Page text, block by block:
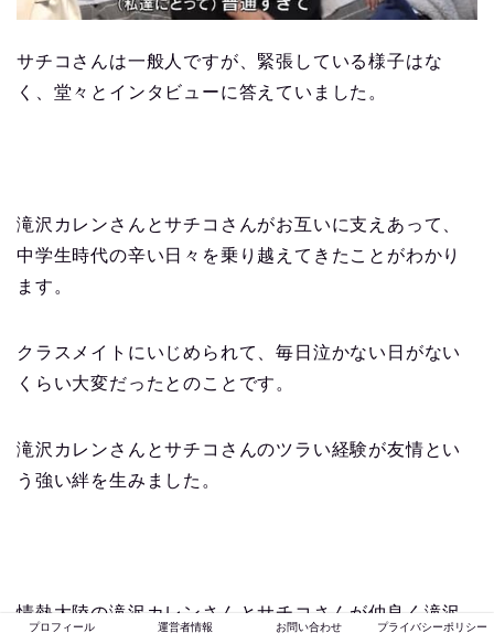
サチコさんは一般人ですが、緊張している様子はな
く、堂々とインタビューに答えていました。
滝沢カレンさんとサチコさんがお互いに支えあって、
中学生時代の辛い日々を乗り越えてきたことがわかり
ます。
クラスメイトにいじめられて、毎日泣かない日がない
くらい大変だったとのことです。
滝沢カレンさんとサチコさんのツラい経験が友情とい
う強い絆を生みました。
情熱大陸の滝沢カレンさんとサチコさんが仲良く滝沢
プロフィール 運営者情報 お問い合わせ プライバシーポリシー